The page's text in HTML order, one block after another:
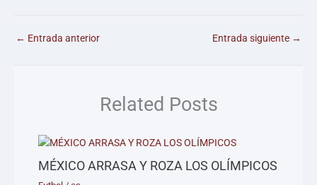
← Entrada anterior Entrada siguiente →
Related Posts
MÉXICO ARRASA Y ROZA LOS OLÍMPICOS